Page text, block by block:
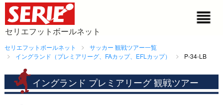
セリエフットボールネット
セリエフットボールネット
サッカー 観戦ツアー一覧
イングランド（プレミアリーグ、FAカップ、EFLカップ）
P-34-LB
イングランド プレミアリーグ 観戦ツアー